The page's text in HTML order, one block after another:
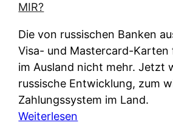
n
a
t
i
v
e
Die von russischen Banken
Visa- und Mastercard-Karten
im Ausland nicht mehr. Jetzt
russische Entwicklung, zum
Zahlungssystem im Land.
Weiterlesen